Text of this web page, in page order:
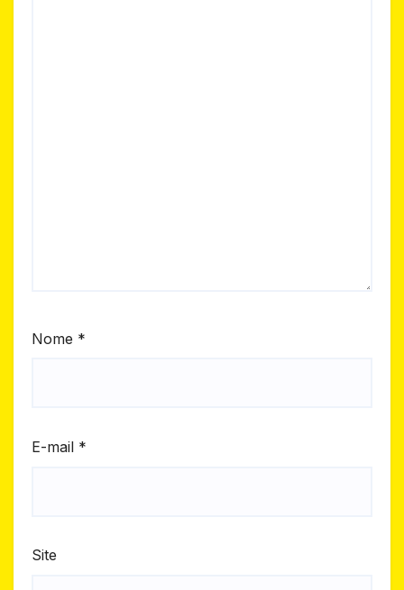
Nome *
E-mail *
Site